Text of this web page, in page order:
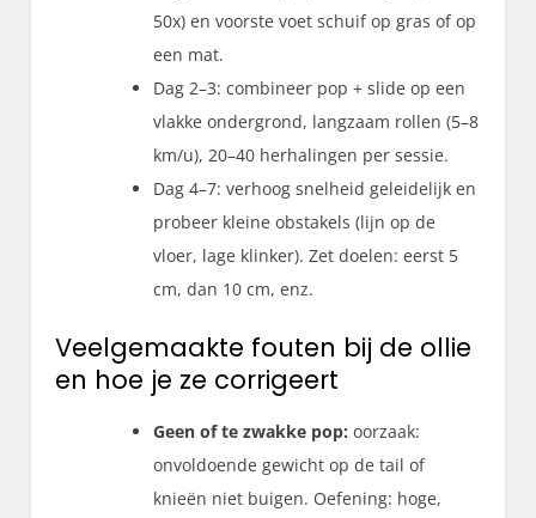
50x) en voorste voet schuif op gras of op
een mat.
Dag 2–3: combineer pop + slide op een
vlakke ondergrond, langzaam rollen (5–8
km/u), 20–40 herhalingen per sessie.
Dag 4–7: verhoog snelheid geleidelijk en
probeer kleine obstakels (lijn op de
vloer, lage klinker). Zet doelen: eerst 5
cm, dan 10 cm, enz.
Veelgemaakte fouten bij de ollie
en hoe je ze corrigeert
Geen of te zwakke pop: oorzaak:
onvoldoende gewicht op de tail of
knieën niet buigen. Oefening: hoge,